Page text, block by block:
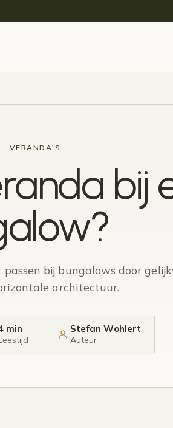
· VERANDA'S
bij
bij bungalows door
architectuur.
min Stefan Wohlert
Auteur